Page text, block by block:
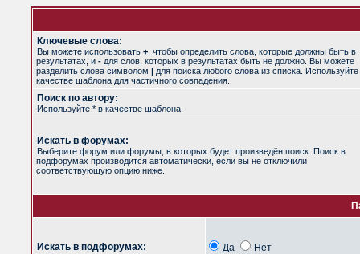
Ключевые слова:
Вы можете использовать + , чтобы определить слова, которые должны быть в
результатах, и - для слов, которых в результатах быть не должно. Вы можете
разделить слова символом | для поиска любого слова из списка. Используйте
качестве шаблона для частичного совпадения.
Поиск по автору:
Используйте * в качестве шаблона.
Искать в форумах:
Выберите форум или форумы, в которых будет произведён поиск. Поиск в
подфорумах производится автоматически, если вы не отключили
соответствующую опцию ниже.
Искать в подфорумах: Да Нет